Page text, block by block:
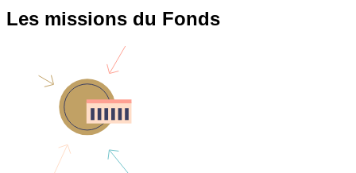
Les missions du Fonds